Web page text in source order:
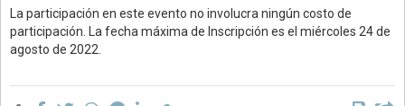
La participación en este evento no involucra ningún costo de
participación. La fecha máxima de Inscripción es el miércoles 24 de
agosto de 2022.